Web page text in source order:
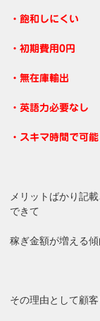
・飽和しにくい
・初期費用0円
・無在庫輸出
・英語力必要なし
・スキマ時間で可能
メリットばかり記
できて
稼ぎ金額が増える
その理由として顧